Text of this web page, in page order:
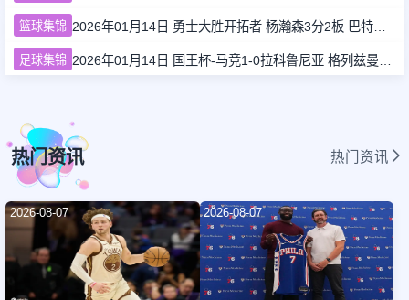
篮球集锦 2026年01月14日 勇士大胜开拓者 杨瀚森3分2板 巴特勒16+6+5 库里9中2送11助
足球集锦
热门资讯 热门资讯
2026-08-07 2026-08-07